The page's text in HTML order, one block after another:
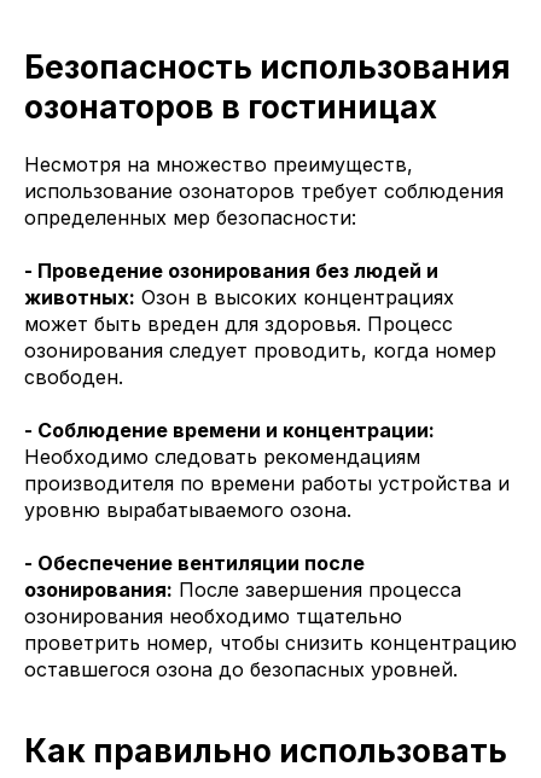
Безопасность использования
озонаторов в гостиницах
Несмотря на множество преимуществ,
использование озонаторов требует соблюдения
определенных мер безопасности:
- Проведение озонирования без людей и
животных: Озон в высоких концентрациях
может быть вреден для здоровья. Процесс
озонирования следует проводить, когда номер
свободен.
- Соблюдение времени и концентрации:
Необходимо следовать рекомендациям
производителя по времени работы устройства и
уровню вырабатываемого озона.
- Обеспечение вентиляции после
озонирования: После завершения процесса
озонирования необходимо тщательно
проветрить номер, чтобы снизить концентрацию
оставшегося озона до безопасных уровней.
Как правильно использовать